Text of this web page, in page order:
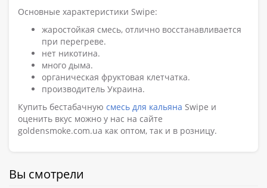
Основные характеристики Swipe:
жаростойкая смесь, отлично восстанавливается
при перегреве.
нет никотина.
много дыма.
органическая фруктовая клетчатка.
производитель Украина.
Купить бестабачную смесь для кальяна Swipe и
оценить вкус можно у нас на сайте
goldensmoke.com.ua как оптом, так и в розницу.
Вы смотрели